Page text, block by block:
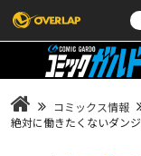
コミック
LiQulle
ラブパルフェ
その他
コミックス情報
絶対に働きたくないダン